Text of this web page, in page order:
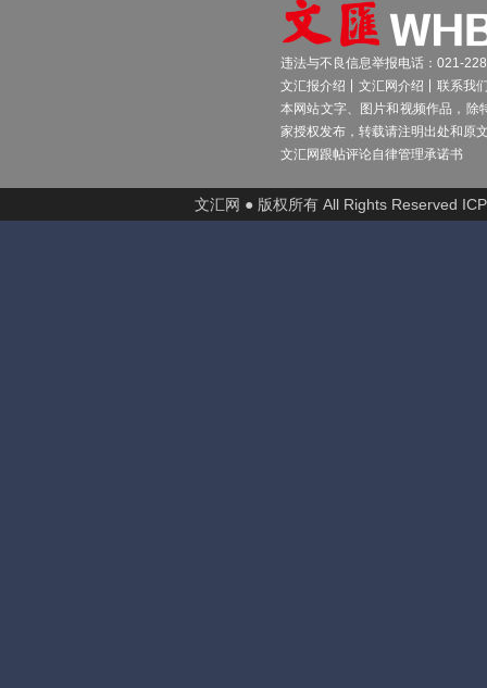
违法与不良信息举报电话：021-
文汇报介绍
文汇网介绍
联系我
本网站文字、图片和视频作品，除
家授权发布，转载请注明出处和原
文汇网跟帖评论自律管理承诺书
文汇网 ● 版权所有 All Rights Reserved